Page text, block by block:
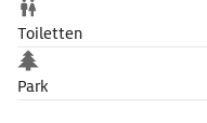
Toiletten
Park